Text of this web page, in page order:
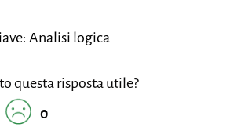
Analisi logica
questa risposta utile?
0